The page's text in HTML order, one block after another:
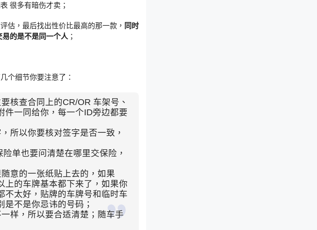
很多有暗伤才卖；
估，最后找出性价比最高的那一款， 同时
的是不是同一个人；
个细节你要注意了：
核查合同上的CR/OR 车架号、
件一同给你，每一个ID旁边都要
所以你要核对签字是否一致，
单也要问清楚在哪里交保险，
意的一张纸贴上去的，如果
上的车牌基本都下来了，如果你
不太好，贴牌的车牌号和临时车
不是你忌讳的号码；
样，所以要合适清楚；随车手